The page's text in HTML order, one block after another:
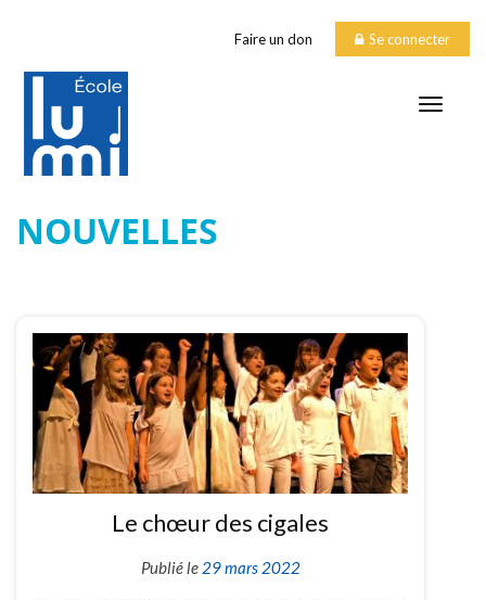
Faire un don Se connecter
NOUVELLES
Le chœur des cigales
Publié le 29 mars 2022